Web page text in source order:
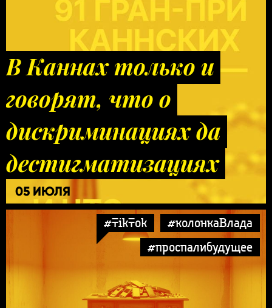
В Каннах только и
говорят, что о
дискриминациях да
дестигматизациях
05 ИЮЛЯ
#TikTok
#колонкаВлада
#проспалибудущее